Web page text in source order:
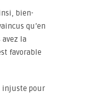
bien-
qu’en
avez la
favorable
injuste pour